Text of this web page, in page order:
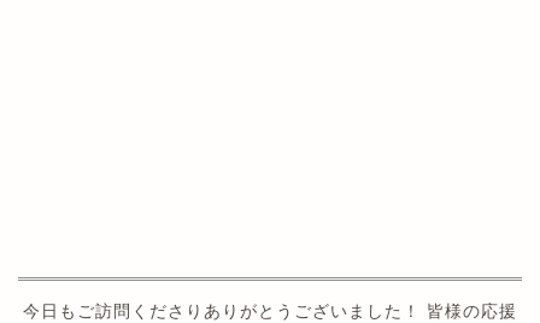
今日もご訪問くださりありがとうございました！ 皆様の応援